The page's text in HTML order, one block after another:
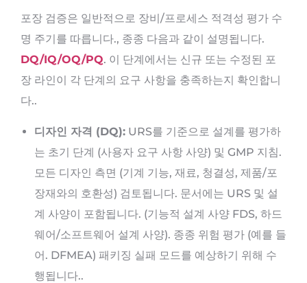
포장 검증은 일반적으로 장비/프로세스 적격성 평가 수
명 주기를 따릅니다., 종종 다음과 같이 설명됩니다.
DQ/IQ/OQ/PQ. 이 단계에서는 신규 또는 수정된 포
장 라인이 각 단계의 요구 사항을 충족하는지 확인합니
다..
디자인 자격 (DQ): URS를 기준으로 설계를 평가하
는 초기 단계 (사용자 요구 사항 사양) 및 GMP 지침.
모든 디자인 측면 (기계 기능, 재료, 청결성, 제품/포
장재와의 호환성) 검토됩니다. 문서에는 URS 및 설
계 사양이 포함됩니다. (기능적 설계 사양 FDS, 하드
웨어/소프트웨어 설계 사양). 종종 위험 평가 (예를 들
어. DFMEA) 패키징 실패 모드를 예상하기 위해 수
행됩니다..